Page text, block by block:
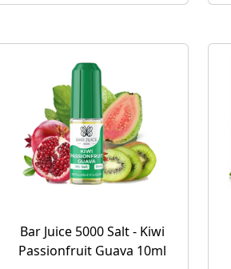
Bar Juice 5000 Salt - Kiwi
Passionfruit Guava 10ml